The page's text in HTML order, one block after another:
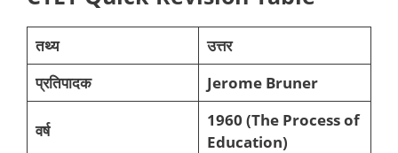
तथ्य
उत्तर
प्रतिपादक
Jerome Bruner
वर्ष
1960 (The Process of
Education)